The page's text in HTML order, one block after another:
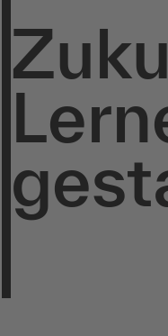
Zuku
Lern
gest